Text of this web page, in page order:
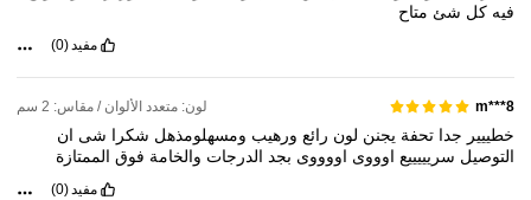
فيهكل شئ متاح
مفيد(0)
m***8 لون: متعدد الألوان / مقاس: 2 سم
خطييير جداتحفة يجنن لون رائع ورهيب ومسهلومذهل شكرا شى ان
التوصيل سريييييع اوووى اووووى بجد الدرجات والخامة فوق الممتازة
مفيد(0)